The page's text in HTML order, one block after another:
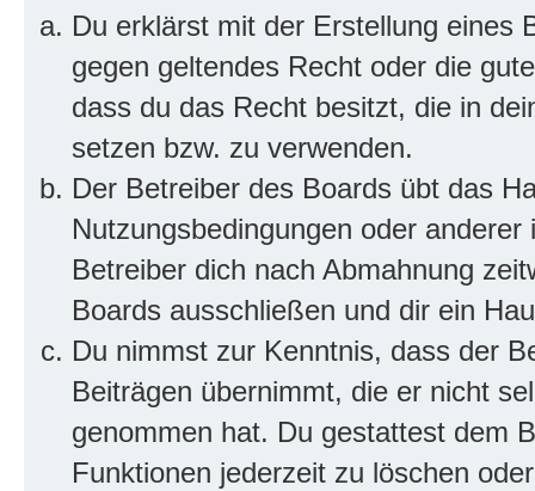
Du erklärst mit der Erstellung eines
gegen geltendes Recht oder die
dass du das Recht besitzt, die in
setzen bzw. zu verwenden.
Der Betreiber des Boards übt das
Nutzungsbedingungen oder
Betreiber dich nach Abmahnung
Boards ausschließen und dir ein
Du nimmst zur Kenntnis, dass der
Beiträgen übernimmt, die er nicht
genommen hat. Du gestattest dem
Funktionen jederzeit zu löschen